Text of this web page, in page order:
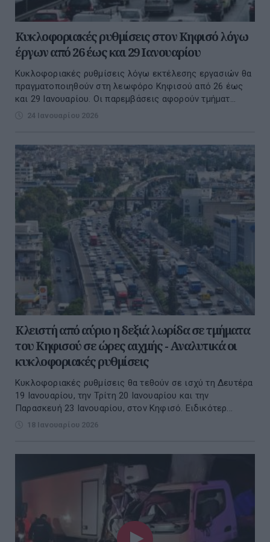
Κυκλοφοριακές ρυθμίσεις στον Κηφισό λόγω
έργων από 26 έως και 29 Ιανουαρίου
Κυκλοφοριακές ρυθμίσεις λόγω εκτέλεσης εργασιών θα
πραγματοποιηθούν στη λεωφόρο Κηφισού από 26 έως
και 29 Ιανουαρίου. Οι παρεμβάσεις αφορούν τμήματ...
24 Ιανουαρίου 2026
Κλειστή από αύριο η δεξιά λωρίδα σε τμήματα
του Κηφισού σε ώρες αιχμής - Αναλυτικά οι
κυκλοφοριακές ρυθμίσεις
Κυκλοφοριακές ρυθμίσεις θα τεθούν σε ισχύ τη Δευτέρα
19 Ιανουαρίου, την Τρίτη 20 Ιανουαρίου και την
Παρασκευή 23 Ιανουαρίου, στον Κηφισό. Ειδικότερ...
18 Ιανουαρίου 2026